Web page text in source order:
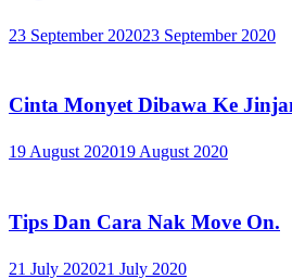
23 September 202023 September 2020
Cinta Monyet Dibawa Ke
19 August 202019 August 2020
Tips Dan Cara Nak Move On.
21 July 202021 July 2020